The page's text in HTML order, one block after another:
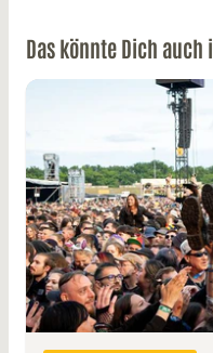
Das könnte Dich